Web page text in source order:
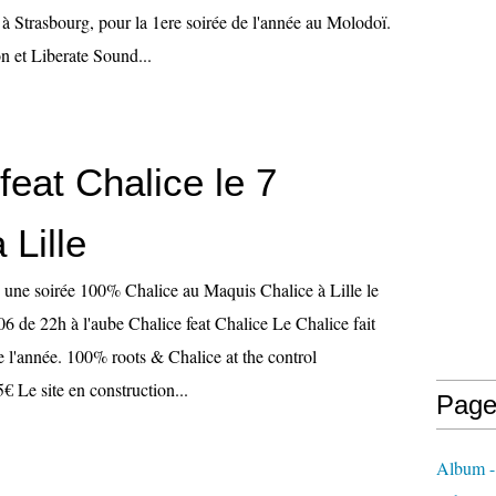
Strasbourg, pour la 1ere soirée de l'année au Molodoï.
et Liberate Sound...
Chalice le 7
Lille
soirée 100% Chalice au Maquis Chalice à Lille le
de 22h à l'aube Chalice feat Chalice Le Chalice fait
l'année. 100% roots & Chalice at the control
Le site en construction...
Album